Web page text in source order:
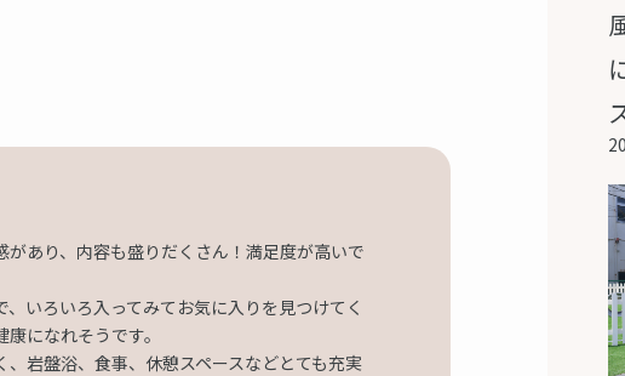
があり、内容も盛りだくさん！満足度が高いで
、いろいろ入ってみてお気に入りを見つけてく
になれそうです。
、岩盤浴、食事、休憩スペースなどとても充実